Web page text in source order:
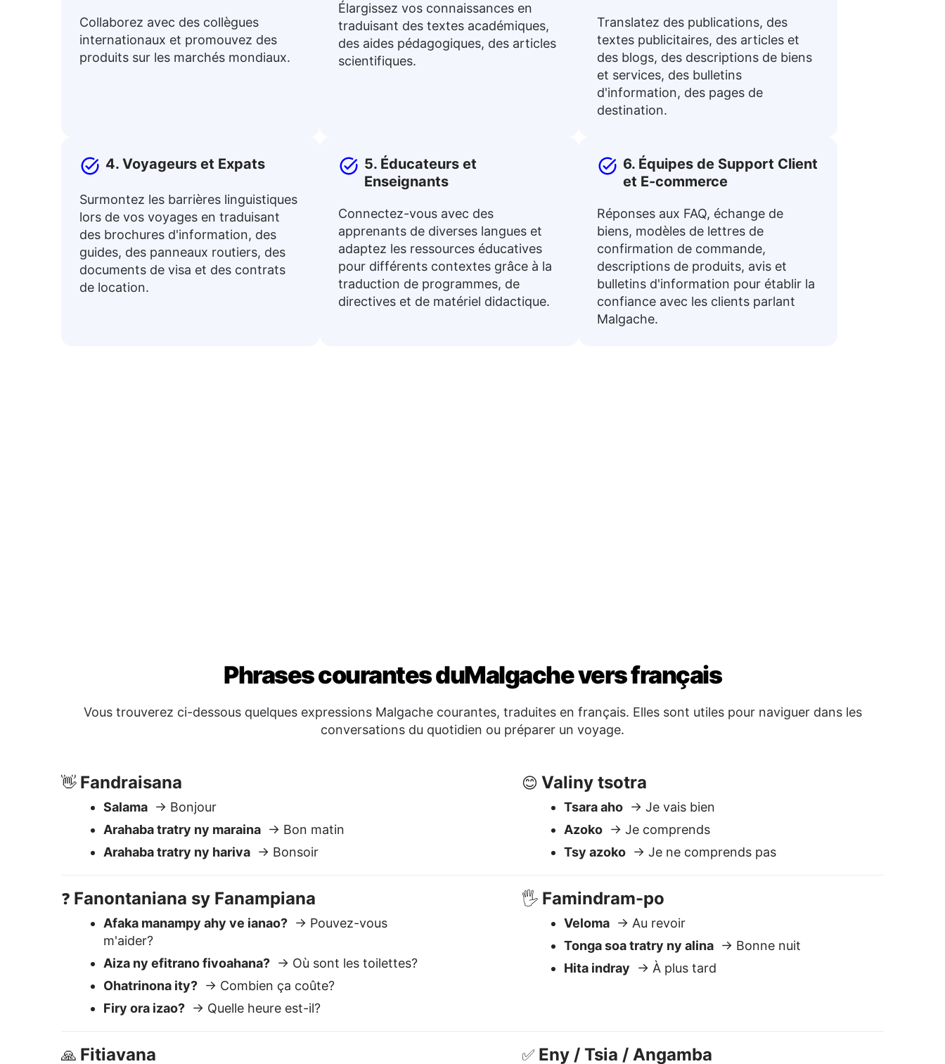
Collaborez avec des collègues
internationaux et promouvez des
produits sur les marchés mondiaux.
Élargissez vos connaissances en
traduisant des textes académiques,
des aides pédagogiques, des articles
scientifiques.
Translatez des publications, des
textes publicitaires, des articles et
des blogs, des descriptions de biens
et services, des bulletins
d'information, des pages de
destination.
4. Voyageurs et Expats
Surmontez les barrières linguistiques
lors de vos voyages en traduisant
des brochures d'information, des
guides, des panneaux routiers, des
documents de visa et des contrats
de location.
5. Éducateurs et
Enseignants
Connectez-vous avec des
apprenants de diverses langues et
adaptez les ressources éducatives
pour différents contextes grâce à la
traduction de programmes, de
directives et de matériel didactique.
6. Équipes de Support Client
et E-commerce
Réponses aux FAQ, échange de
biens, modèles de lettres de
confirmation de commande,
descriptions de produits, avis et
bulletins d'information pour établir la
confiance avec les clients parlant
Malgache.
Fanontaniana sy Fanampiana
→ Pouvez-vous
Ohatrinona ity?
Firy ora izao?→ Quelle heure est-il?
Famindram-po
Veloma→ Au revoir
Fitiavana
Miala tsiny→ Désolé
Azafady→ S'il vous plaît
Eny / Tsia / Angamba
Tsia→ Non
Angamba→ Peut-être
Pourquoi Lingvanex est le meilleur traducteur Malgache vers Français